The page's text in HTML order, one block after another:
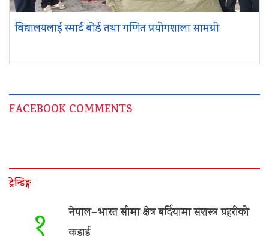
विद्यालयलाई स्मार्ट बोर्ड तथा गणित प्रयोगशाला सामग्री
FACEBOOK COMMENTS
ट्रेन्डिङ्ग
नेपाल–भारत सीमा क्षेत्र बर्दियामा सशस्त्र प्रहरीको
कडाई